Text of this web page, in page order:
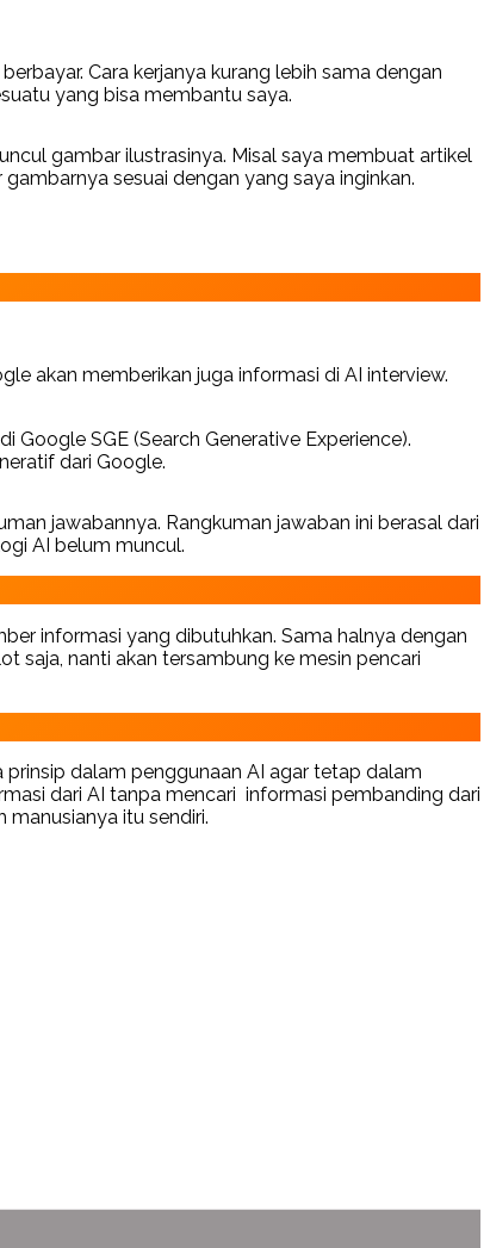
Cara kerjanya kurang lebih sama dengan
yang bisa membantu saya.
gambar ilustrasinya. Misal saya membuat artikel
sesuai dengan yang saya inginkan.
akan memberikan juga informasi di AI interview.
Google SGE (Search Generative Experience).
dari Google.
jawabannya. Rangkuman jawaban ini berasal dari
AI belum muncul.
informasi yang dibutuhkan. Sama halnya dengan
saja, nanti akan tersambung ke mesin pencari
dalam penggunaan AI agar tetap dalam
dari AI tanpa mencari informasi pembanding dari
itu sendiri.